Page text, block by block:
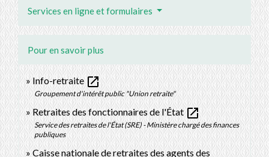
Services en ligne et formulaires
Pour en savoir plus
Info-retraiteopen_in_new
Groupement d'intérêt public "Union retraite"
Retraites des fonctionnaires de l'Étatopen_in_new
Service des retraites de l'État (SRE) - Ministère chargé des finances
publiques
Caisse nationale de retraites des agents des